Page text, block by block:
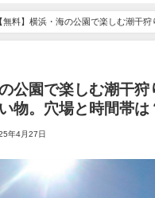
が登場
【無料】横浜・海の公園で楽しむ潮干狩
？
公園で楽しむ潮干狩
物。穴場と時間帯は
年4月27日